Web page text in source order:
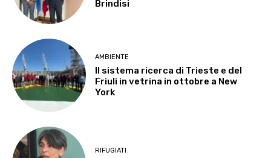
Brindisi
AMBIENTE
Il sistema ricerca di Trieste e del
Friuli in vetrina in ottobre a New
York
RIFUGIATI